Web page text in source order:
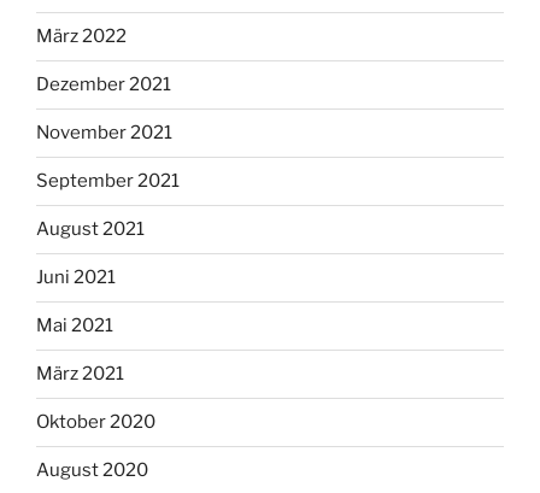
März 2022
Dezember 2021
November 2021
September 2021
August 2021
Juni 2021
Mai 2021
März 2021
Oktober 2020
August 2020